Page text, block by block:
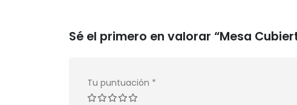
Sé el primero en valorar “Mesa
Tu puntuación *